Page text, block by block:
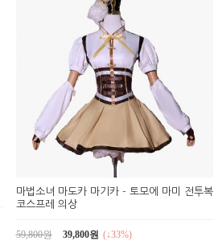
마법소녀 마도카 마기카 - 토모에 마미 전투복
코스프레 의상
59,800원 39,800원 (↓33%)